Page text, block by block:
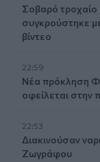
Σοβαρό τροχαίο
συγκρούστηκε
βίντεο
22:59
Νέα πρόκληση
οφείλεται στην
22:53
Διακινούσαν
Ζωγράφου